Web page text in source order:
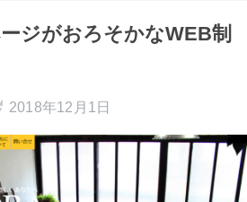
ジがおろそかなWEB制
2018年12月1日